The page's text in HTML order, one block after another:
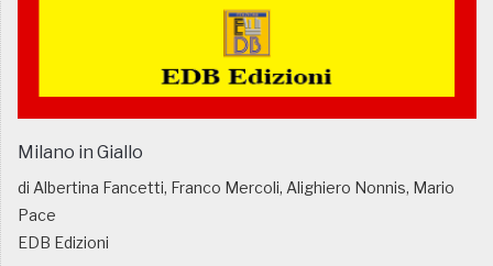
Milano in Giallo
di Albertina Fancetti, Franco Mercoli, Alighiero Nonnis, Mario
Pace
EDB Edizioni